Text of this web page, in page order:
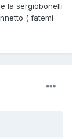
la sergiobonelli
( fatemi